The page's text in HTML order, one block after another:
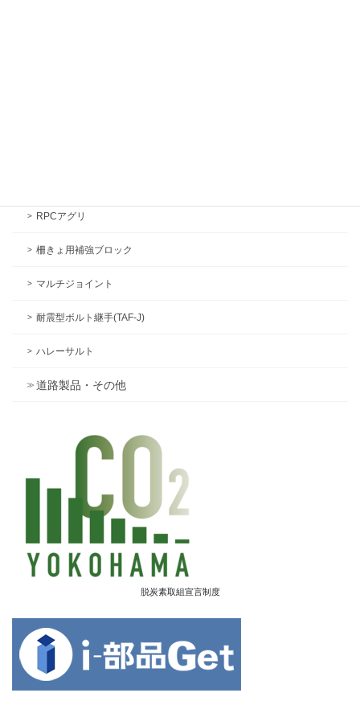
RPCアグリ
柵きょ用補強ブロック
マルチジョイント
耐震型ボルト継手(TAF-J)
ハレーサルト
道路製品・その他
脱炭素取組宣言制度